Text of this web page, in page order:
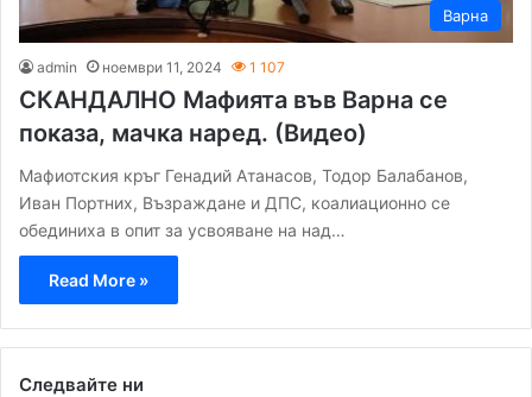
Варна
admin ноември 11, 2024 1 107
СКАНДАЛНО Мафията във Варна се
показа, мачка наред. (Видео)
Мафиотския кръг Генадий Атанасов, Тодор Балабанов,
Иван Портних, Възраждане и ДПС, коалиационно се
обединиха в опит за усвояване на над…
Read More »
Следвайте ни